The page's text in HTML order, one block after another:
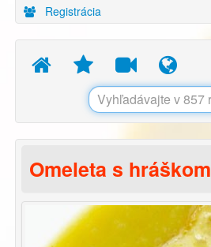
Registrácia
Omeleta s hráškom